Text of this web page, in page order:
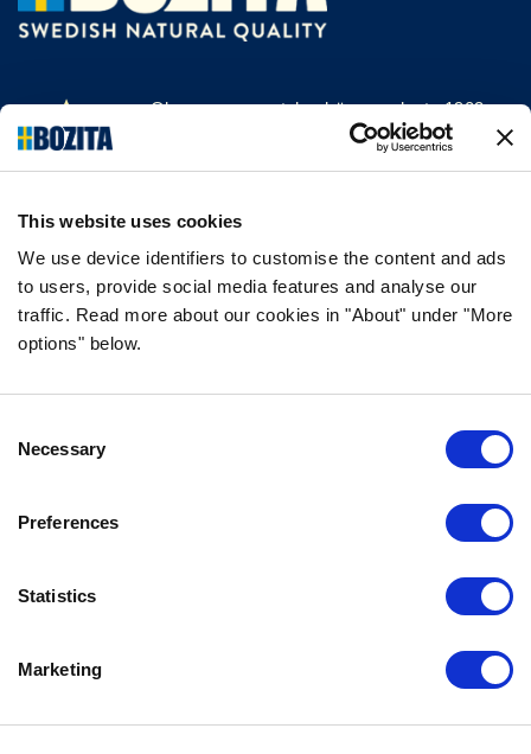
This website uses cookies
We use device identifiers to customise the content and ads
to users, provide social media features and analyse our
traffic. Read more about our cookies in "About" under "More
options" below.
Selection
Necessary
Preferences
Statistics
Marketing
Olemme menestyksekäs, vuodesta 1903
saakka kissan- ja koiranruokaa valmistava
yritys Vårgårdasta, Ruotsista. Pidämme
Teemme koiran- ja kissanruokaa
korkealaatuisista ainesosista ja ilman
tarpeettomia lisäaineita.
USEIN KYSYTYT KYSYMYKSET
OTA MEIHIN YHTEYTTÄ
BOZITA